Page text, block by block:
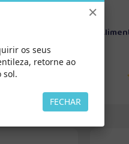
×
os seus
retorne ao
sol.
FECHAR